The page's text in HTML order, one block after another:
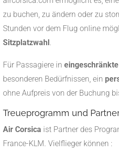
zu buchen, zu ändern oder zu
Stunden vor dem Flug online
Sitzplatzwahl
Für Passagiere in
besonderen Bedürfnissen, ein
ohne Aufpreis von der Buchung
Treueprogramm und
Air Corsica ist Partner des
France-KLM. Vielflieger können :